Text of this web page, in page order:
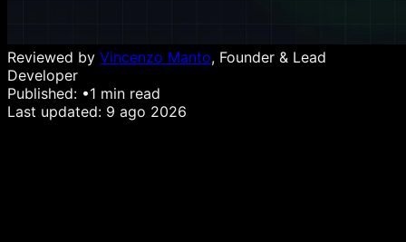
Reviewed by Vincenzo Manto, Founder & Lead
Developer
Published: •1 min read
Last updated: 9 ago 2026